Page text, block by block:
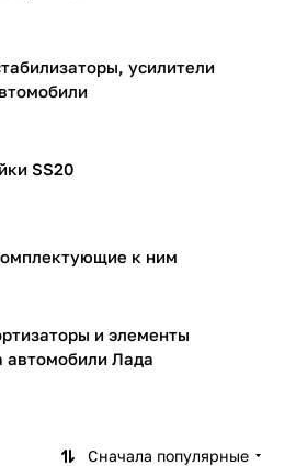
усилители
SS20
к ним
и элементы
автомобили Лада
Сначала популярные